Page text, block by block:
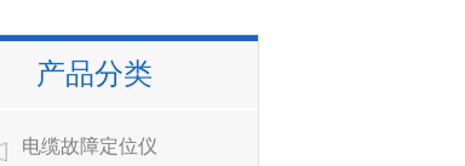
产品分类
电缆故障定位仪